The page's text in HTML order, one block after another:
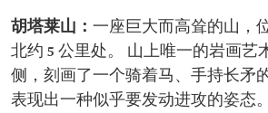
胡塔莱山： 一座巨大而高耸的山，
北约 5 公里处。 山上唯一的岩画艺
侧，刻画了一个骑着马、手持长矛
表现出一种似乎要发动进攻的姿态。